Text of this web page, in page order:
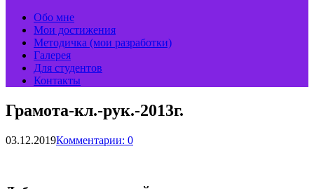
Обо мне
Мои достижения
Методичка (мои разработки)
Галерея
Для студентов
Контакты
Грамота-кл.-рук.-2013г.
03.12.2019Комментарии: 0